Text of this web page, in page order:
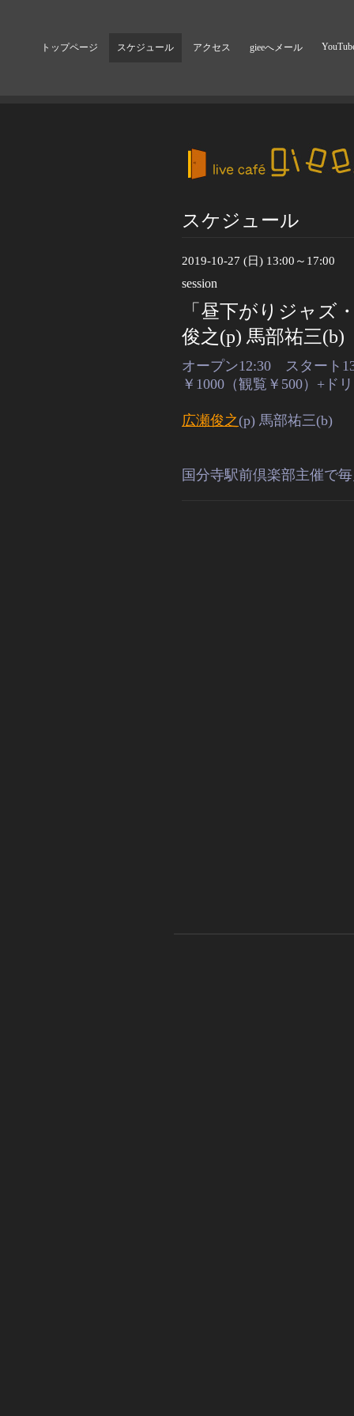
トップページ スケジュール アクセス gieeへメール
スケジュール
2019-10-27 (日) 13:00～17:00
session
「昼下がりジャズ
俊之(p) 馬部祐三(b)
オープン12:30 スタート
￥1000（観覧￥500）+ド
広瀬俊之(p) 馬部祐三(b)
国分寺駅前倶楽部主催で